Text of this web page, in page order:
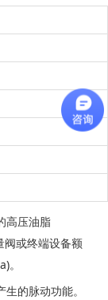
高压油脂
或终端设备额
的脉动功能。